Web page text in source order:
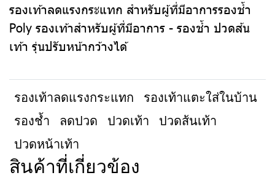
รองเท้าลดแรงกระแทก สำหรับผู้ที่มีอาการรองช้ำ
Poly รองเท้าสำหรับผู้ที่มีอาการ - รองช้ำ ปวดส้น
เท้า รุ่นปรับหน้ากว้างได้
รองเท้าลดแรงกระแทก
รองเท้าแตะใส่ในบ้าน
รองช้ำ
ลดปวด ปวดเท้า
ปวดส้นเท้า
ปวดหน้าเท้า
สินค้าที่เกี่ยวข้อง